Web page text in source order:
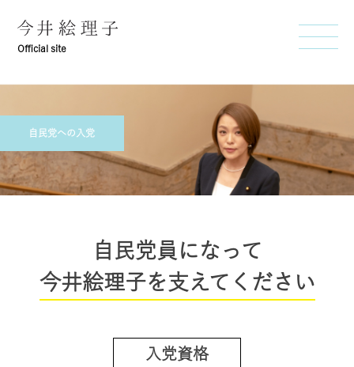
Official site
自民党への入党
自民党員になって
今井絵理子を支えてください
入党資格